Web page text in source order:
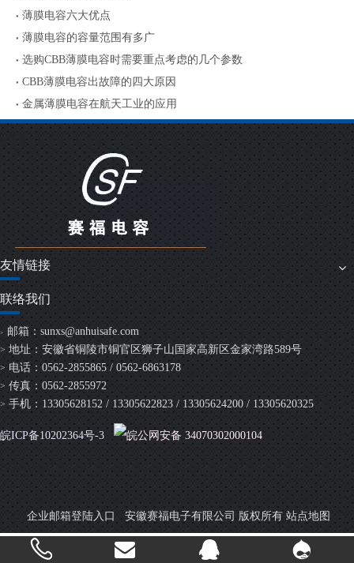
薄膜电容六大优点
薄膜电容的容量范围有多广
选购CBB薄膜电容时需要重点考虑的几个参数
CBB薄膜电容出故障的四大原因
金属薄膜电容在航天工业的应用
友情链接
联络我们
> 邮箱： sunxs@anhuisafe.com
> 地址：安徽省铜陵市铜官区狮子山国家高新区金家湾路589号
> 电话：0562-2855865 / 0562-6863178
> 传真：0562-2855972
> 手机：13305628152 / 13305622823 / 13305624200 / 13305620325
皖ICP备10202364号-3 皖公网安备 34070302000104
企业邮箱登陆入口 安徽赛福电子有限公司 版权所有 站点地图